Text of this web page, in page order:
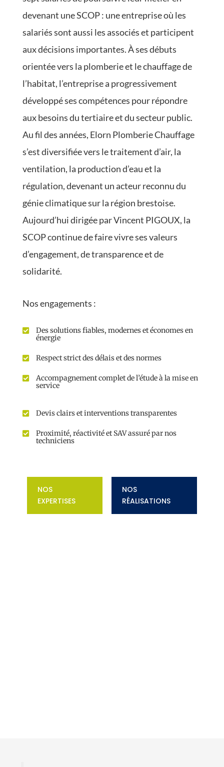
devenant une SCOP : une entreprise où les
salariés sont aussi les associés et participent
aux décisions importantes. À ses débuts
orientée vers la plomberie et le chauffage de
l’habitat, l’entreprise a progressivement
développé ses compétences pour répondre
aux besoins du tertiaire et du secteur public.
Au fil des années, Elorn Plomberie Chauffage
s’est diversifiée vers le traitement d’air, la
ventilation, la production d’eau et la
régulation, devenant un acteur reconnu du
génie climatique sur la région brestoise.
Aujourd’hui dirigée par Vincent PIGOUX, la
SCOP continue de faire vivre ses valeurs
d’engagement, de transparence et de
solidarité.
Nos engagements :

Des solutions fiables, modernes et économes en
énergie
 Respect strict des délais et des normes

Accompagnement complet de l’étude à la mise en
service
 Devis clairs et interventions transparentes

Proximité, réactivité et SAV assuré par nos
techniciens
NOS
EXPERTISES
NOS
RÉALISATIONS